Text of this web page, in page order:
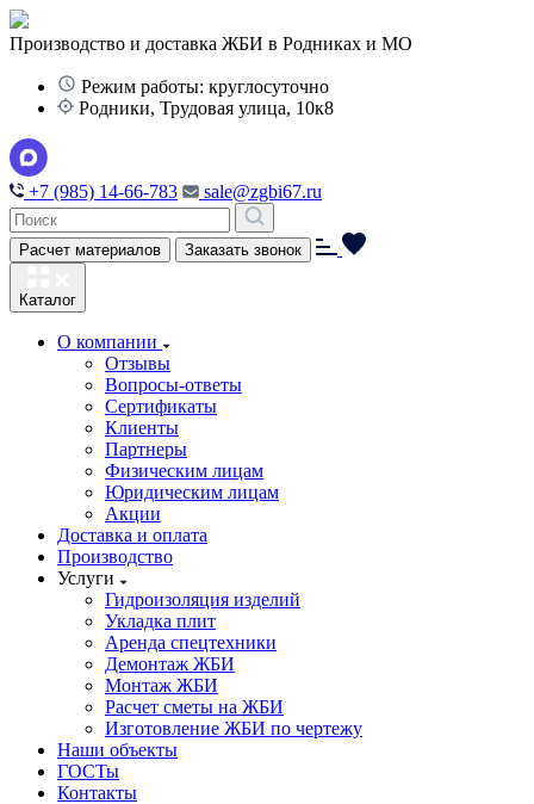
Производство и доставка ЖБИ в Родниках и МО
Режим работы: круглосуточно
Родники, Трудовая улица, 10к8
+7 (985) 14-66-783 sale@zgbi67.ru
Расчет материалов Заказать звонок
Каталог
О компании
Отзывы
Вопросы-ответы
Сертификаты
Клиенты
Партнеры
Физическим лицам
Юридическим лицам
Акции
Доставка и оплата
Производство
Услуги
Гидроизоляция изделий
Укладка плит
Аренда спецтехники
Демонтаж ЖБИ
Монтаж ЖБИ
Расчет сметы на ЖБИ
Изготовление ЖБИ по чертежу
Наши объекты
ГОСТы
Контакты